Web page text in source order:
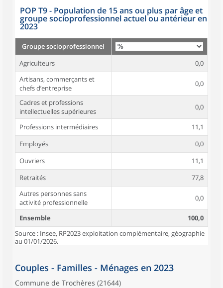
POP T9 - Population de 15 ans ou plus par âge et
groupe socioprofessionnel actuel ou antérieur en
2023
Groupe socioprofessionnel
Agriculteurs
0,0
Artisans, commerçants et
chefs d’entreprise
0,0
Cadres et professions
intellectuelles supérieures
0,0
Professions intermédiaires
11,1
Employés
0,0
Ouvriers
11,1
Retraités
77,8
Autres personnes sans
activité professionnelle
0,0
Ensemble
100,0
Source : Insee, RP2023 exploitation complémentaire, géographie
au 01/01/2026.
Couples - Familles - Ménages en 2023
Commune de Trochères (21644)